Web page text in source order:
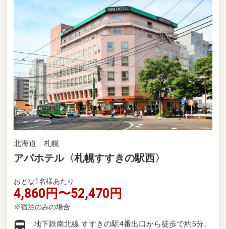
北海道 札幌
アパホテル〈札幌すすきの駅西〉
おとな1名様あたり
4,860円〜52,470円
地下鉄南北線 すすきの駅4番出口から徒歩で約5分。